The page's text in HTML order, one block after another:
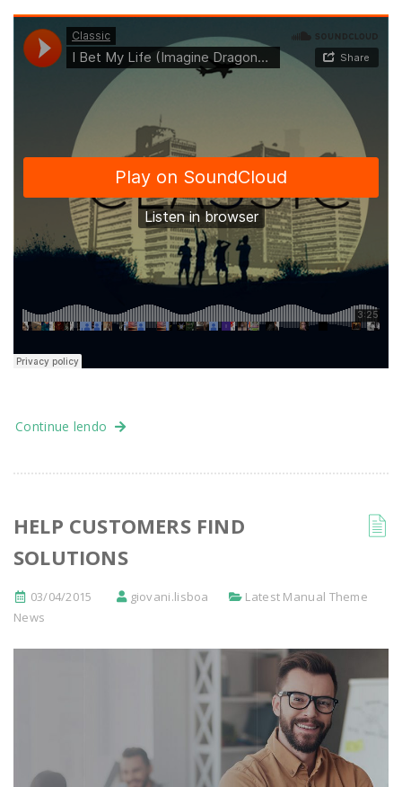
Continue lendo
HELP CUSTOMERS FIND
SOLUTIONS
03/04/2015 giovani.lisboa
Latest Manual Theme
News